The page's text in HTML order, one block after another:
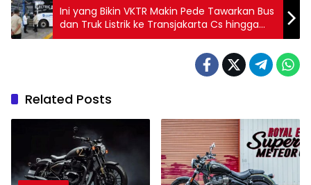
Ini yang Bikin VKTR Makin Pede Tawarkan Bus
dan Truk Listrik ke Transjakarta Cs hingga
Sektor Tambang
Related Posts